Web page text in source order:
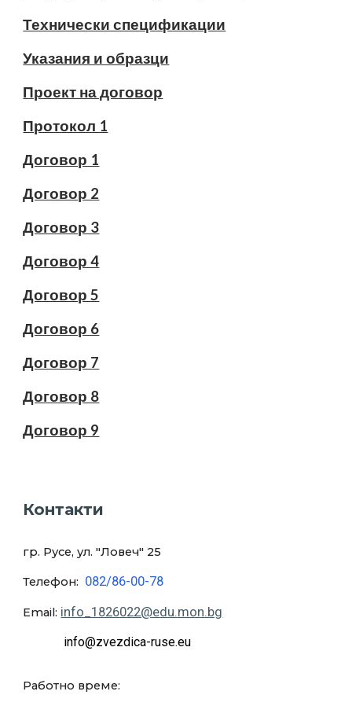
Технически спецификации
Указания и образци
Проект на договор
Протокол 1
Договор 1
Договор 2
Договор 3
Договор 4
Договор 5
Договор 6
Договор 7
Договор 8
Договор 9
Контакти
гр. Русе, ул. "Ловеч" 25
Телефон: 082/86-00-78
Email: info_1826022@edu.mon.bg
info@zvezdica-ruse.eu
Работно време: